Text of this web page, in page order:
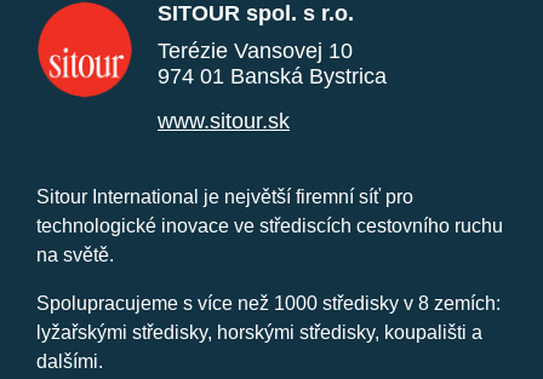
SITOUR spol. s r.o.
Terézie Vansovej 10
974 01 Banská Bystrica
www.sitour.sk
Sitour International je největší firemní síť pro
technologické inovace ve střediscích cestovního ruchu
na světě.
Spolupracujeme s více než 1000 středisky v 8 zemích:
lyžařskými středisky, horskými středisky, koupališti a
dalšími.